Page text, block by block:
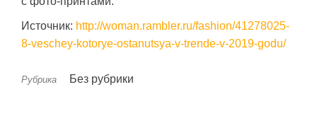
Источник: http://woman.rambler.ru/fashion/41278025-
8-veschey-kotorye-ostanutsya-v-trende-v-2019-godu/
Рубрика Без рубрики